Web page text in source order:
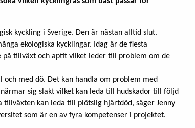
kyckling i Sverige. Den är nästan alltid slut.
ekologiska kycklingar. Idag är de flesta
på tillväxt och aptit vilket leder till problem om de
och med dö. Det kan handla om problem med
sig slakt vilket kan leda till hudskador till följd
tillväxten kan leda till plötslig hjärtdöd, säger Jenny
som är en av fyra kompetenser i projektet.